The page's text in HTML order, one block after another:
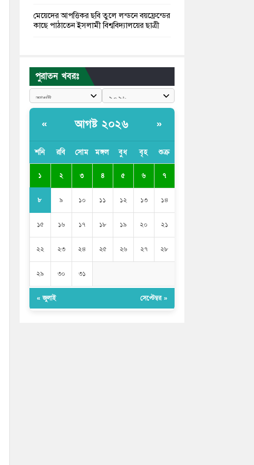
মেয়েদের আপত্তিকর ছবি তুলে লন্ডনে বয়ফ্রেন্ডের
কাছে পাঠাতেন ইসলামী বিশ্ববিদ্যালয়ের ছাত্রী
পাঁচ দেশি মাছে মিলল মাইক্রোপ্লাস্টিক, সবচেয়ে
বেশি কই মাছে
দিলো সৌদি সরকার
ভারতের পূর্ব সীমান্তে এখন ‘আরেকটি পাকিস্তান’
গড়ে উঠেছে: সজীব ওয়াজেদ জয়
সাকিব আল হাসানের বাড়িতে আগুন, পেট্রলবোমা
বিস্ফোরণ
পুরাতন খবরঃ
« আগষ্ট ২০২৬ »
শনি রবি সোম মঙ্গল বুধ বৃহ শুক্র
১ ২ ৩ ৪ ৫ ৬ ৭
৮ ৯ ১০ ১১ ১২ ১৩ ১৪
১৫ ১৬ ১৭ ১৮ ১৯ ২০ ২১
২২ ২৩ ২৪ ২৫ ২৬ ২৭ ২৮
২৯ ৩০ ৩১
« জুলাই সেপ্টেম্বর »